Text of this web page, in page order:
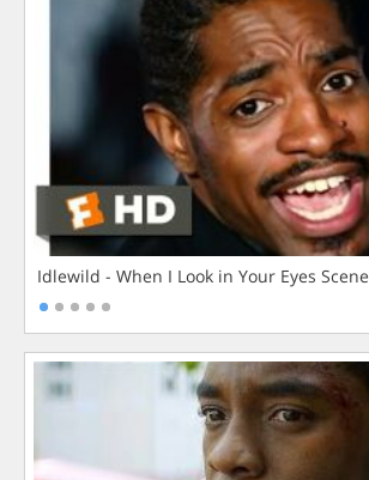
Idlewild - When I Look in Your Eyes Scene